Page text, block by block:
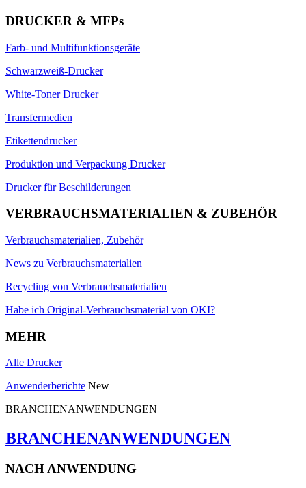
DRUCKER & MFPs
Farb- und Multifunktionsgeräte
Schwarzweiß-Drucker
White-Toner Drucker
Transfermedien
Etikettendrucker
Produktion und Verpackung Drucker
Drucker für Beschilderungen
VERBRAUCHSMATERIALIEN & ZUBEHÖR
Verbrauchsmaterialien, Zubehör
News zu Verbrauchsmaterialien
Recycling von Verbrauchsmaterialien
Habe ich Original-Verbrauchsmaterial von OKI?
MEHR
Alle Drucker
Anwenderberichte New
BRANCHENANWENDUNGEN
BRANCHENANWENDUNGEN
NACH ANWENDUNG